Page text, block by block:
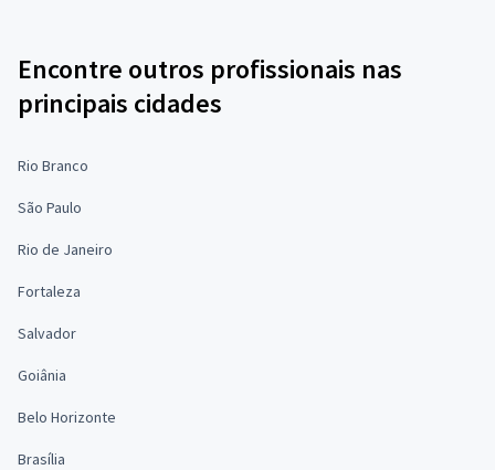
Encontre outros profissionais nas
principais cidades
Rio Branco
São Paulo
Rio de Janeiro
Fortaleza
Salvador
Goiânia
Belo Horizonte
Brasília